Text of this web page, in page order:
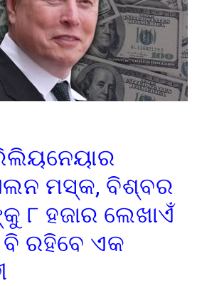
ମସ୍କ, ବିଶ୍ବର
୮ ହଜାର ଲେଖାଏଁ
ବି ରହିବେ ଏକ